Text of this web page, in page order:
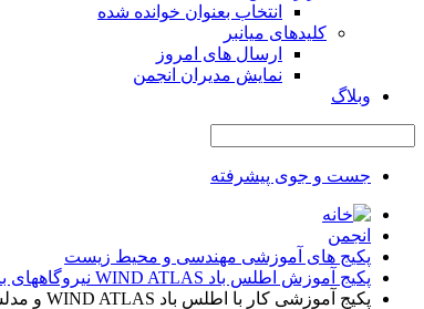
انتخاب بعنوان خوانده شده
کلیدهای میانبر
ارسال های امروز
نمایش مدیران انجمن
وبلاگ
جست و جوی پیشرفته
انجمن
پکیج های آموزشی مهندسی و محیط زیست
پکیج آموزش اطلس باد WIND ATLAS نیروگاههای بادی
پکیج آموزشی کار با اطلس باد WIND ATLAS و مدلسازی نیروگاههای بادی